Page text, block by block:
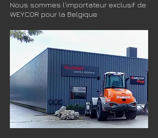
Nous sommes l'importateur exclusif de
WEYCOR pour la Belgique